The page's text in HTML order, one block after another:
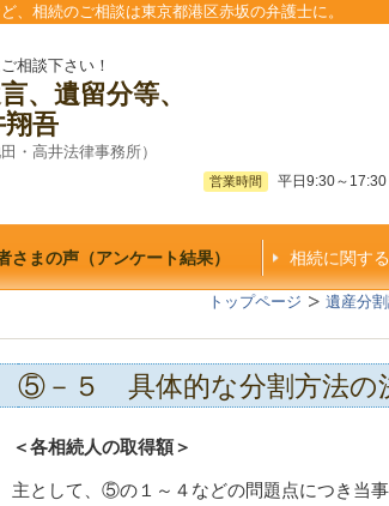
、相続のご相談は東京都港区赤坂の弁護士に。
相談下さい！
、遺留分等、
吾
・高井法律事務所）
営業時間 平日9:30～17:30
さまの声（アンケート結果） 相続に関す
トップページ 遺産分
⑤－５ 具体的な分割方法の
＜各相続人の取得額＞
主として、⑤の１～４などの問題点につき当